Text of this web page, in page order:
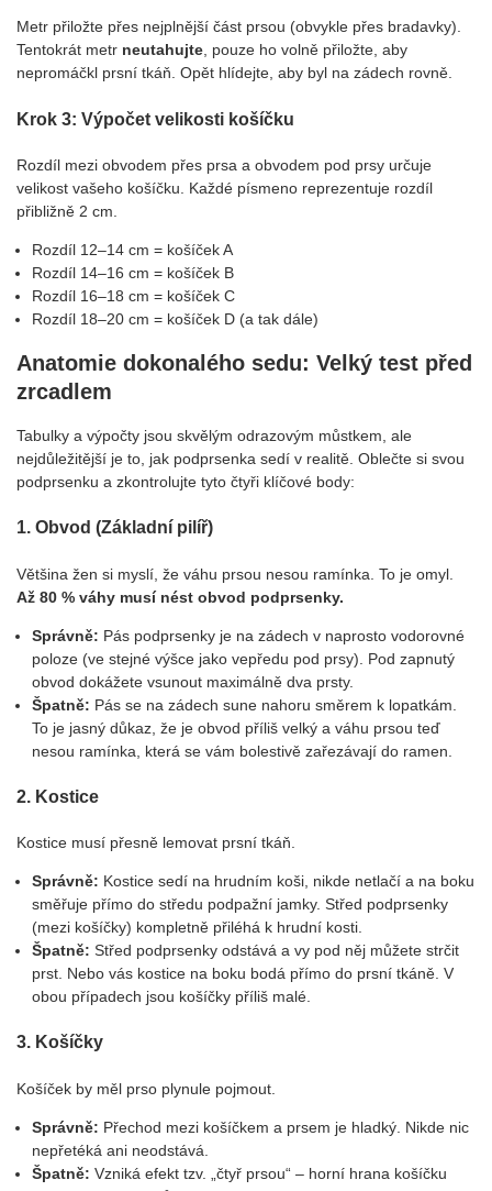
Metr přiložte přes nejplnější část prsou (obvykle přes bradavky).
Tentokrát metr neutahujte, pouze ho volně přiložte, aby
nepromáčkl prsní tkáň. Opět hlídejte, aby byl na zádech rovně.
Krok 3: Výpočet velikosti košíčku
Rozdíl mezi obvodem přes prsa a obvodem pod prsy určuje
velikost vašeho košíčku. Každé písmeno reprezentuje rozdíl
přibližně 2 cm.
Rozdíl 12–14 cm = košíček A
Rozdíl 14–16 cm = košíček B
Rozdíl 16–18 cm = košíček C
Rozdíl 18–20 cm = košíček D (a tak dále)
Anatomie dokonalého sedu: Velký test před
zrcadlem
Tabulky a výpočty jsou skvělým odrazovým můstkem, ale
nejdůležitější je to, jak podprsenka sedí v realitě. Oblečte si svou
podprsenku a zkontrolujte tyto čtyři klíčové body:
1. Obvod (Základní pilíř)
Většina žen si myslí, že váhu prsou nesou ramínka. To je omyl.
Až 80 % váhy musí nést obvod podprsenky.
Správně: Pás podprsenky je na zádech v naprosto vodorovné
poloze (ve stejné výšce jako vepředu pod prsy). Pod zapnutý
obvod dokážete vsunout maximálně dva prsty.
Špatně: Pás se na zádech sune nahoru směrem k lopatkám.
To je jasný důkaz, že je obvod příliš velký a váhu prsou teď
nesou ramínka, která se vám bolestivě zařezávají do ramen.
2. Kostice
Kostice musí přesně lemovat prsní tkáň.
Správně: Kostice sedí na hrudním koši, nikde netlačí a na boku
směřuje přímo do středu podpažní jamky. Střed podprsenky
(mezi košíčky) kompletně přiléhá k hrudní kosti.
Špatně: Střed podprsenky odstává a vy pod něj můžete strčit
prst. Nebo vás kostice na boku bodá přímo do prsní tkáně. V
obou případech jsou košíčky příliš malé.
3. Košíčky
Košíček by měl prso plynule pojmout.
Správně: Přechod mezi košíčkem a prsem je hladký. Nikde nic
nepřetéká ani neodstává.
Špatně: Vzniká efekt tzv. „čtyř prsou“ – horní hrana košíčku